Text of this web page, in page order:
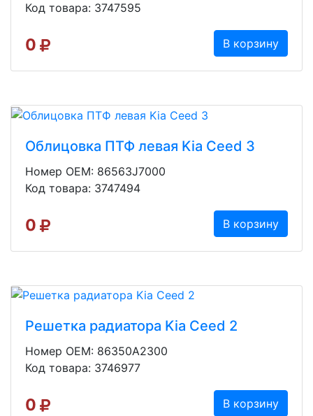
Код товара: 3747595
0 В корзину
Облицовка ПТФ левая Kia Ceed 3
Номер OEM: 86563J7000
Код товара: 3747494
0 В корзину
Решетка радиатора Kia Ceed 2
Номер OEM: 86350A2300
Код товара: 3746977
0 В корзину